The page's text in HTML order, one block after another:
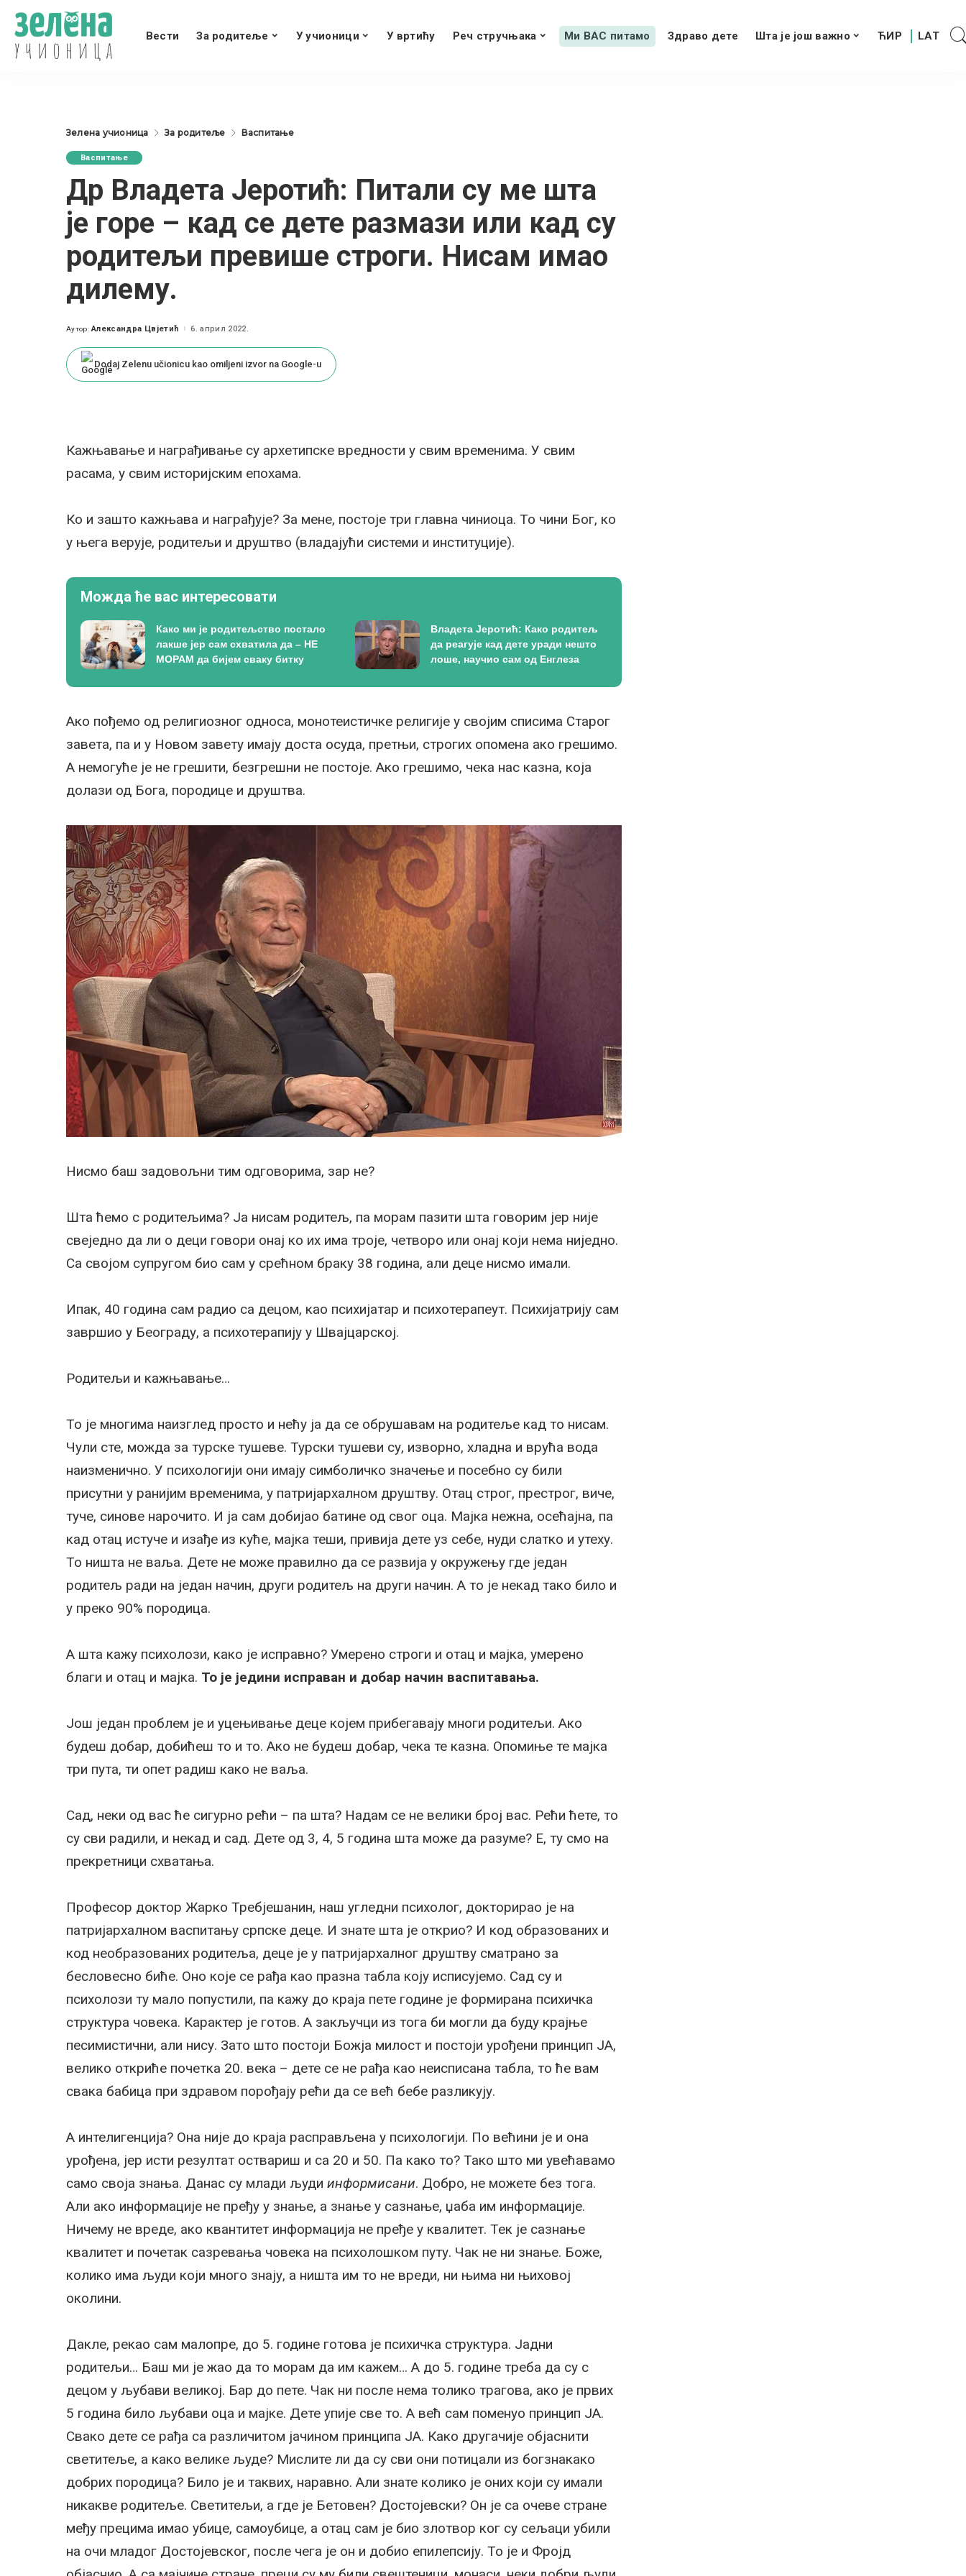
Вести За родитеље У учионици У вртићу Реч стручњака Ми ВАС питамо Здраво дете Шта је још важно
Зелена учионица За родитеље Васпитање
Васпитање
Др Владета Јеротић: Питали су ме шта
је горе – кад се дете размази или кад су
родитељи превише строги. Нисам имао
дилему.
Posted
Аутор: Александра Цвјетић 6. април 2022.
Dodaj Zelenu učionicu kao omiljeni izvor na Google-u
Кажњавање и награђивање су архетипске вредности у свим временима. У свим
расама, у свим историјским епохама.
Ко и зашто кажњава и награђује? За мене, постоје три главна чиниоца. То чини Бог, ко
у њега верује, родитељи и друштво (владајући системи и институције).
Можда ће вас интересовати
Како ми је родитељство постало
лакше јер сам схватила да – НЕ
МОРАМ да бијем сваку битку
Владета Јеротић: Како родитељ
да реагује кад дете уради нешто
лоше, научио сам од Енглеза
Ако пођемо од религиозног односа, монотеистичке религије у својим списима Старог
завета, па и у Новом завету имају доста осуда, претњи, строгих опомена ако грешимо.
А немогуће је не грешити, безгрешни не постоје. Ако грешимо, чека нас казна, која
долази од Бога, породице и друштва.
Нисмо баш задовољни тим одговорима, зар не?
Шта ћемо с родитељима? Ја нисам родитељ, па морам пазити шта говорим јер није
свеједно да ли о деци говори онај ко их има троје, четворо или онај који нема ниједно.
Са својом супругом био сам у срећном браку 38 година, али деце нисмо имали.
Ипак, 40 година сам радио са децом, као психијатар и психотерапеут. Психијатрију сам
завршио у Београду, а психотерапију у Швајцарској.
Родитељи и кажњавање…
То је многима наизглед просто и нећу ја да се обрушавам на родитеље кад то нисам.
Чули сте, можда за турске тушеве. Турски тушеви су, изворно, хладна и врућа вода
наизменично. У психологији они имају симболичко значење и посебно су били
присутни у ранијим временима, у патријархалном друштву. Отац строг, престрог, виче,
туче, синове нарочито. И ја сам добијао батине од свог оца. Мајка нежна, осећајна, па
кад отац истуче и изађе из куће, мајка теши, привија дете уз себе, нуди слатко и утеху.
То ништа не ваља. Дете не може правилно да се развија у окружењу где један
родитељ ради на један начин, други родитељ на други начин. А то је некад тако било и
у преко 90% породица.
А шта кажу психолози, како је исправно? Умерено строги и отац и мајка, умерено
благи и отац и мајка. То је једини исправан и добар начин васпитавања.
Још један проблем је и уцењивање деце којем прибегавају многи родитељи. Ако
будеш добар, добићеш то и то. Ако не будеш добар, чека те казна. Опомиње те мајка
три пута, ти опет радиш како не ваља.
Сад, неки од вас ће сигурно рећи – па шта? Надам се не велики број вас. Рећи ћете, то
су сви радили, и некад и сад. Дете од 3, 4, 5 година шта може да разуме? Е, ту смо на
прекретници схватања.
Професор доктор Жарко Требјешанин, наш угледни психолог, докторирао је на
патријархалном васпитању српске деце. И знате шта је открио? И код образованих и
код необразованих родитеља, деце је у патријархалног друштву сматрано за
бесловесно биће. Оно које се рађа као празна табла коју исписујемо. Сад су и
психолози ту мало попустили, па кажу до краја пете године је формирана психичка
структура човека. Карактер је готов. А закључци из тога би могли да буду крајње
песимистични, али нису. Зато што постоји Божја милост и постоји урођени принцип ЈА,
велико откриће почетка 20. века – дете се не рађа као неисписана табла, то ће вам
свака бабица при здравом порођају рећи да се већ бебе разликују.
А интелигенција? Она није до краја расправљена у психологији. По већини је и она
урођена, јер исти резултат оствариш и са 20 и 50. Па како то? Тако што ми увећавамо
само своја знања. Данас су млади људи информисани. Добро, не можете без тога.
Али ако информације не пређу у знање, а знање у сазнање, џаба им информације.
Ничему не вреде, ако квантитет информација не пређе у квалитет. Тек је сазнање
квалитет и почетак сазревања човека на психолошком путу. Чак не ни знање. Боже,
колико има људи који много знају, а ништа им то не вреди, ни њима ни њиховој
околини.
Дакле, рекао сам малопре, до 5. године готова је психичка структура. Јадни
родитељи… Баш ми је жао да то морам да им кажем… А до 5. године треба да су с
децом у љубави великој. Бар до пете. Чак ни после нема толико трагова, ако је првих
5 година било љубави оца и мајке. Дете упије све то. А већ сам поменуо принцип ЈА.
Свако дете се рађа са различитом јачином принципа ЈА. Како другачије објаснити
светитеље, а како велике људе? Мислите ли да су сви они потицали из богзнакако
добрих породица? Било је и таквих, наравно. Али знате колико је оних који су имали
никакве родитеље. Светитељи, а где је Бетовен? Достојевски? Он је са очеве стране
међу прецима имао убице, самоубице, а отац сам је био злотвор ког су сељаци убили
на очи младог Достојевског, после чега је он и добио епилепсију. То је и Фројд